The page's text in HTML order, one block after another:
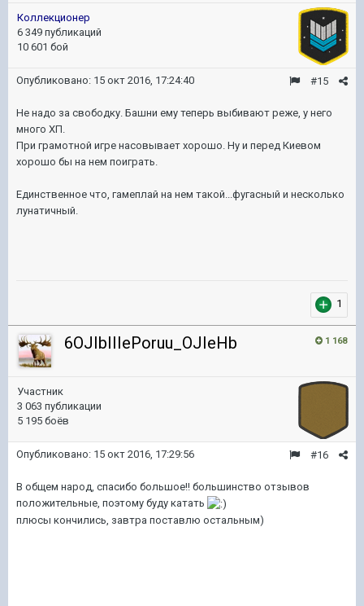
Коллекционер
6 349 публикаций
10 601 бой
#15
Опубликовано: 15 окт 2016, 17:24:40
Не надо за свободку. Башни ему теперь выбивают реже, у него
много ХП.
При грамотной игре насовывает хорошо. Ну и перед Киевом
хорошо бы на нем поиграть.
Единственное что, гамеплай на нем такой...фугасный и несколько
лунатичный.
1
1 168
6OJIbIIIePoruu_OJIeHb
Участник
3 063 публикации
5 195 боёв
#16
Опубликовано: 15 окт 2016, 17:29:56
В общем народ, спасибо большое!! большинство отзывов
положительные, поэтому буду катать
плюсы кончились, завтра поставлю остальным)